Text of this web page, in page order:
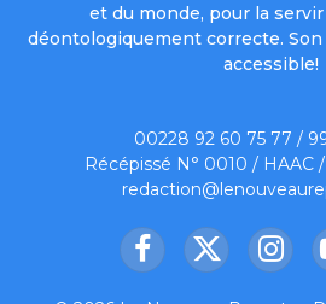
et du monde, pour la
déontologiquement correcte. Son
accessible!
00228 92 60 75 77 /
Récépissé N° 0010 / HAAC
Facebook
X